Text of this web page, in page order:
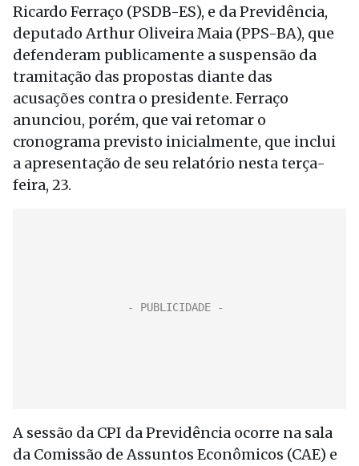
Ricardo Ferraço (PSDB-ES), e da Previdência,
deputado Arthur Oliveira Maia (PPS-BA), que
defenderam publicamente a suspensão da
tramitação das propostas diante das
acusações contra o presidente. Ferraço
anunciou, porém, que vai retomar o
cronograma previsto inicialmente, que inclui
a apresentação de seu relatório nesta terça-
feira, 23.
A sessão da CPI da Previdência ocorre na sala
da Comissão de Assuntos Econômicos (CAE) e